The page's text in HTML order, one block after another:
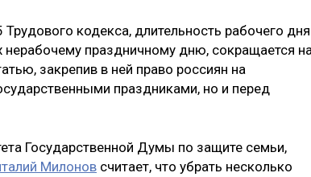
кодекса, длительность рабочего дня
праздничному дню, сокращается
закрепив в ней право россиян на
праздниками, но и перед
Государственной Думы по защите семьи,
Милонов считает, что убрать несколько